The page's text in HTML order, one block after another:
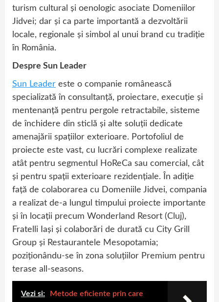
turism cultural și oenologic asociate Domeniilor
Jidvei; dar și ca parte importantă a dezvoltării
locale, regionale și simbol al unui brand cu tradiție
în România.
Despre Sun Leader
Sun Leader este o companie românească
specializată în consultanță, proiectare, execuție și
mentenanță pentru pergole retractabile, sisteme
de închidere din sticlă și alte soluții dedicate
amenajării spațiilor exterioare. Portofoliul de
proiecte este vast, cu lucrări complexe realizate
atât pentru segmentul HoReCa sau comercial, cât
și pentru spații exterioare rezidențiale. În adiție
față de colaborarea cu Domeniile Jidvei, compania
a realizat de-a lungul timpului proiecte importante
și în locații precum Wonderland Resort (Cluj),
Fratelli Iași și colaborări de durată cu City Grill
Group și Restaurantele Mesopotamia;
poziționându-se în zona soluțiilor Premium pentru
terase all-seasons.
Vezi si: Metode eficiente prin care